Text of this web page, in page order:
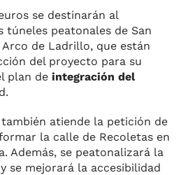
se destinarán al
túneles peatonales de San
de Ladrillo, que están
del proyecto para su
plan de integración del
atiende la petición de
la calle de Recoletas en
Además, se peatonalizará la
se mejorará la accesibilidad